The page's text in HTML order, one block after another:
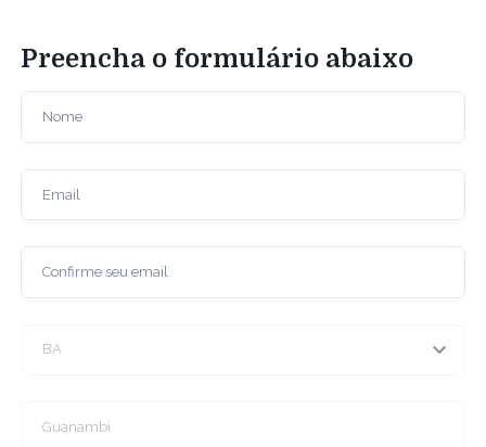
Preencha o formulário abaixo